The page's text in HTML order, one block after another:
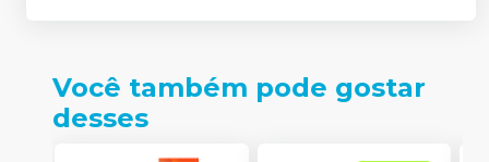
Você também pode gostar
desses